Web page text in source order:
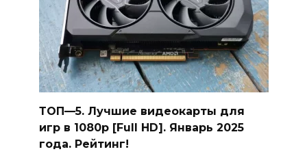
ТОП—5. Лучшие видеокарты для
игр в 1080p [Full HD]. Январь 2025
года. Рейтинг!